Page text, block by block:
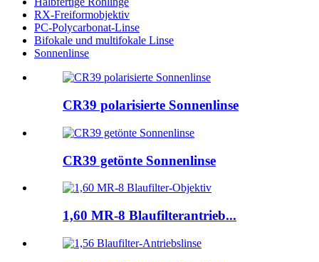
RX-Freiformobjektiv
PC-Polycarbonat-Linse
Bifokale und multifokale Linse
Sonnenlinse
CR39 polarisierte Sonnenlinse
CR39 getönte Sonnenlinse
1,60 MR-8 Blaufilterantrieb...